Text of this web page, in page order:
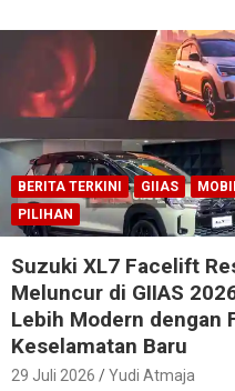
BERITA TERKINI GIIAS
PILIHAN
Suzuki XL7 Facelift
Meluncur di GIIAS
Lebih Modern dengan
Keselamatan Baru
29 Juli 2026 Yudi Atmaja